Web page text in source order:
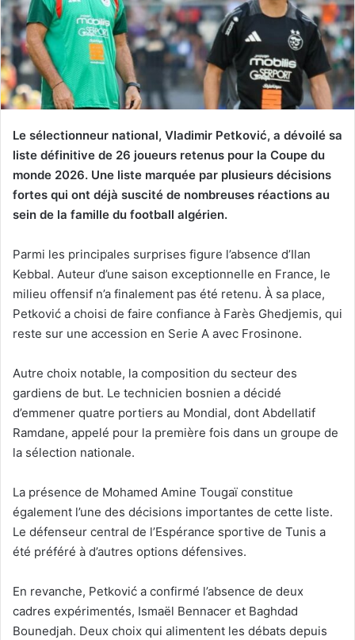
Le sélectionneur national, Vladimir Petković, a dévoilé sa
liste définitive de 26 joueurs retenus pour la Coupe du
monde 2026. Une liste marquée par plusieurs décisions
fortes qui ont déjà suscité de nombreuses réactions au
sein de la famille du football algérien.
Parmi les principales surprises figure l’absence d’Ilan
Kebbal. Auteur d’une saison exceptionnelle en France, le
milieu offensif n’a finalement pas été retenu. À sa place,
Petković a choisi de faire confiance à Farès Ghedjemis, qui
reste sur une accession en Serie A avec Frosinone.
Autre choix notable, la composition du secteur des
gardiens de but. Le technicien bosnien a décidé
d’emmener quatre portiers au Mondial, dont Abdellatif
Ramdane, appelé pour la première fois dans un groupe de
la sélection nationale.
La présence de Mohamed Amine Tougaï constitue
également l’une des décisions importantes de cette liste.
Le défenseur central de l’Espérance sportive de Tunis a
été préféré à d’autres options défensives.
En revanche, Petković a confirmé l’absence de deux
cadres expérimentés, Ismaël Bennacer et Baghdad
Bounedjah. Deux choix qui alimentent les débats depuis